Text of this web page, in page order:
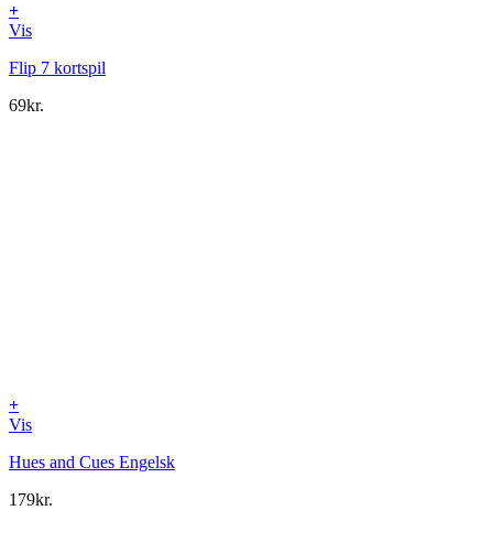
+
Vis
Flip 7 kortspil
69kr.
+
Vis
Hues and Cues Engelsk
179kr.